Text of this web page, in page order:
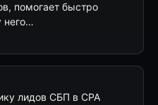
помогает быстро
него…
лидов СБП в CPA